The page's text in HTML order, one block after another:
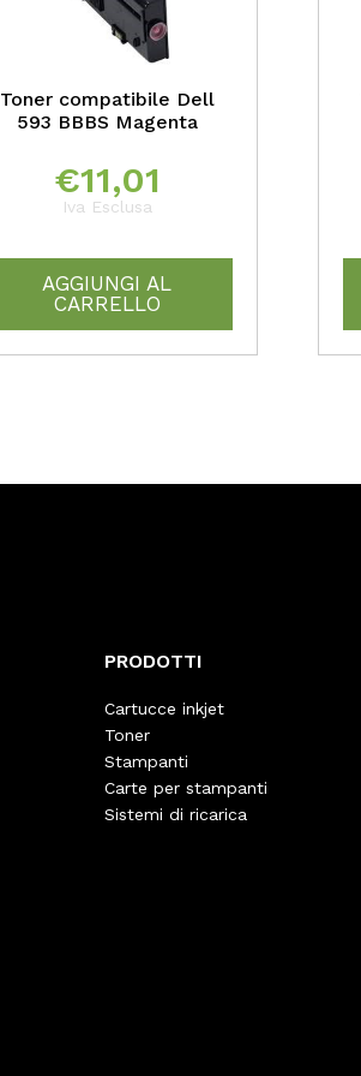
Toner compatibile Dell
593 BBBS Magenta
€11,01
Iva Esclusa
AGGIUNGI AL
CARRELLO
PRODOTTI
Cartucce inkjet
Toner
Stampanti
Carte per stampanti
Sistemi di ricarica